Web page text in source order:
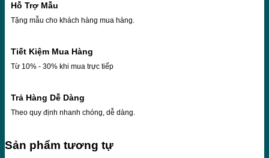
Hỗ Trợ Mẫu
Tặng mẫu cho khách hàng mua hàng.
Tiết Kiệm Mua Hàng
Từ 10% - 30% khi mua trực tiếp
Trả Hàng Dễ Dàng
Theo quy định nhanh chóng, dễ dàng.
Sản phẩm tương tự